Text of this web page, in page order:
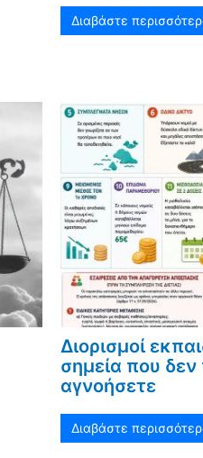
Διαβάστε
Διορισμοί
σημεία που δεν
αγνοήσετε
Διαβάστε